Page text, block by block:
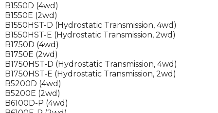
B1550D (4wd)
B1550E (2wd)
B1550HST-D (Hydrostatic Transmission, 4wd)
B1550HST-E (Hydrostatic Transmission, 2wd)
B1750D (4wd)
B1750E (2wd)
B1750HST-D (Hydrostatic Transmission, 4wd)
B1750HST-E (Hydrostatic Transmission, 2wd)
B5200D (4wd)
B5200E (2wd)
B6100D-P (4wd)